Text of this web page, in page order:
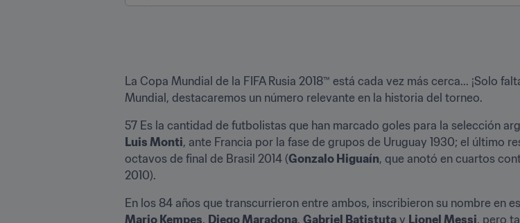
​La Copa Mundial de la FIFA Rusia 2018™ está cada vez más cerca... ¡Solo
Mundial, destacaremos un número relevante en la historia del torneo.
Luis Monti, ante Francia por la fase de grupos de Uruguay 1930; el último
octavos de final de Brasil 2014 (Gonzalo Higuaín, que anotó en cuartos
2010).
En los 84 años que transcurrieron entre ambos, inscribieron su nombre en
Mario Kempes, Diego Maradona, Gabriel Batistuta y Lionel Messi, pero